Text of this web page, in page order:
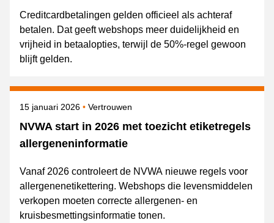
Creditcardbetalingen gelden officieel als achteraf
betalen. Dat geeft webshops meer duidelijkheid en
vrijheid in betaalopties, terwijl de 50%-regel gewoon
blijft gelden.
NVWA start in 2026 met toezicht etiketregels
allergeneninformatie
Gepubliceerd op
15 januari 2026 Onderwerpen
Vertrouwen
Vanaf 2026 controleert de NVWA nieuwe regels voor
allergenenetikettering. Webshops die levensmiddelen
verkopen moeten correcte allergenen- en
kruisbesmettingsinformatie tonen.